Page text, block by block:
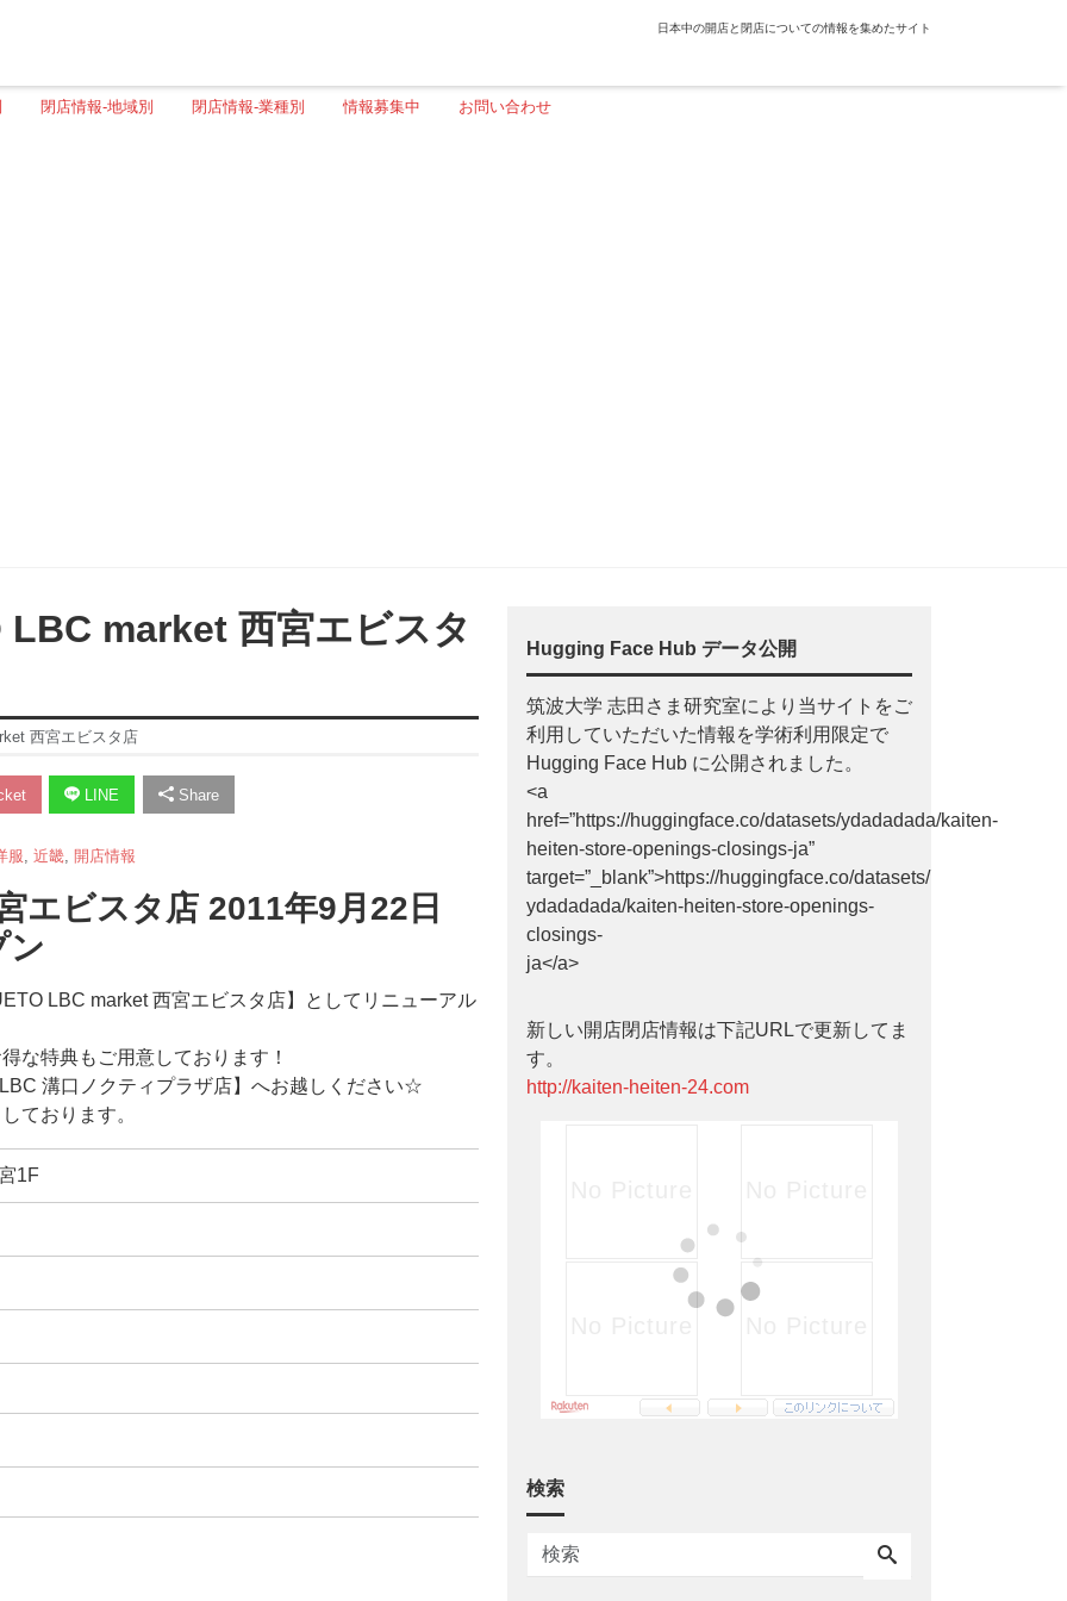
日本中の開店と閉店についての情報を集めたサイト
閉店情報-地域別 閉店情報-業種別 情報募集中 お問い合わせ
LBC market 西宮エビスタ
西宮エビスタ店
LINE Share
服 近畿, 開店情報
エビスタ店 2011年9月22日
ン
LBC market 西宮エビスタ店】としてリニューアル
な特典もご用意しております！
溝口ノクティプラザ店】へお越しください☆
ております。
1F
Hugging Face Hub データ公開
筑波大学 志田さま研究室により当サイトをご
利用していただいた情報を学術利用限定で
Hugging Face Hub に公開されました。
<a
href=”https://huggingface.co/datasets/ydadadada/kaiten-
heiten-store-openings-closings-ja”
target=”_blank”>https://huggingface.co/datasets/
ydadadada/kaiten-heiten-store-openings-
closings-
ja</a>
新しい開店閉店情報は下記URLで更新してま
す。
http://kaiten-heiten-24.com
検索